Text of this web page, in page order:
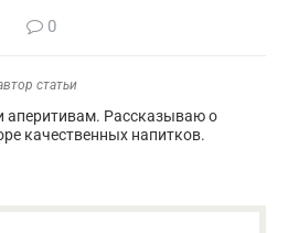
0
статьи
аперитивам. Рассказываю о
качественных напитков.